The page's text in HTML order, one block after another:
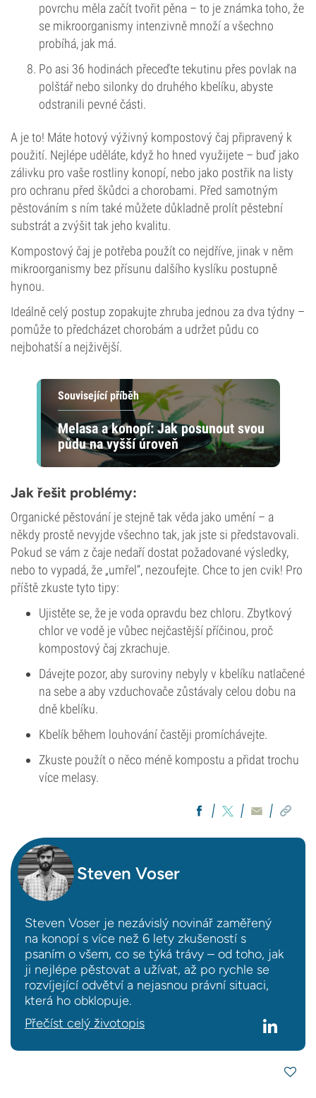
povrchu měla začít tvořit pěna – to je známka toho, že
se mikroorganismy intenzivně množí a všechno
probíhá, jak má.
Po asi 36 hodinách přeceďte tekutinu přes povlak na
polštář nebo silonky do druhého kbelíku, abyste
odstranili pevné části.
A je to! Máte hotový výživný kompostový čaj připravený k
použití. Nejlépe uděláte, když ho hned využijete – buď jako
zálivku pro vaše rostliny konopí, nebo jako postřik na listy
pro ochranu před škůdci a chorobami. Před samotným
pěstováním s ním také můžete důkladně prolít pěstební
substrát a zvýšit tak jeho kvalitu.
Kompostový čaj je potřeba použít co nejdříve, jinak v něm
mikroorganismy bez přísunu dalšího kyslíku postupně
hynou.
Ideálně celý postup zopakujte zhruba jednou za dva týdny –
pomůže to předcházet chorobám a udržet půdu co
nejbohatší a nejživější.
Související příběh
Melasa a konopí: Jak posunout svou
půdu na vyšší úroveň
Jak řešit problémy:
Organické pěstování je stejně tak věda jako umění – a
někdy prostě nevyjde všechno tak, jak jste si představovali.
Pokud se vám z čaje nedaří dostat požadované výsledky,
nebo to vypadá, že „umřel“, nezoufejte. Chce to jen cvik! Pro
příště zkuste tyto tipy:
Ujistěte se, že je voda opravdu bez chloru. Zbytkový
chlor ve vodě je vůbec nejčastější příčinou, proč
kompostový čaj zkrachuje.
Dávejte pozor, aby suroviny nebyly v kbelíku natlačené
na sebe a aby vzduchovače zůstávaly celou dobu na
dně kbelíku.
Kbelík během louhování častěji promíchávejte.
Zkuste použít o něco méně kompostu a přidat trochu
více melasy.
Steven Voser
Steven Voser je nezávislý novinář zaměřený
na konopí s více než 6 lety zkušeností s
psaním o všem, co se týká trávy – od toho, jak
ji nejlépe pěstovat a užívat, až po rychle se
rozvíjející odvětví a nejasnou právní situaci,
která ho obklopuje.
Přečíst celý životopis